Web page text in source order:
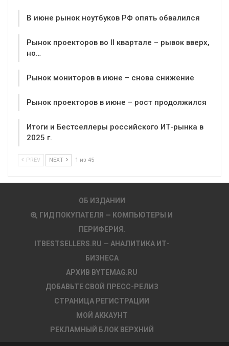
В июне рынок ноутбуков РФ опять обвалился
Рынок проекторов во II квартале – рывок вверх,
но…
Рынок мониторов в июне – снова снижение
Рынок проекторов в июне – рост продолжился
Итоги и Бестселлеры российского ИТ-рынка в
2025 г.
PREV NEXT 1 из 45
ОБ ИЗДАНИИ
ГИД ПОКУПАТЕЛЯ — КОМПЬЮТЕРЫ И
ПЕРИФЕРИЯ.
ITBESTSELLERS.RU — АНАЛИТИКА ИТ-
БИЗНЕСА
АРХИВ BYTEMAG.RU
ДОБАВЬТЕ СВОЙ ПРЕСС-РЕЛИЗ
СТРАНИЦА РЕГИСТРАЦИИ
МОЙ АККАУНТ
РЕКЛАМНЫЙ БЛОК ВЕРХНИЙ